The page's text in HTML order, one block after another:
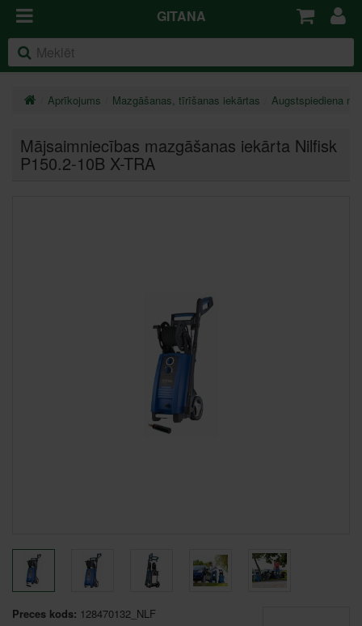
GITANA
Aprīkojums Mazgāšanas, tīrīšanas iekārtas Augstspiediena
Mājsaimniecības mazgāšanas iekārta Nilfisk
P150.2-10B X-TRA
Preces kods: 128470132_NLF